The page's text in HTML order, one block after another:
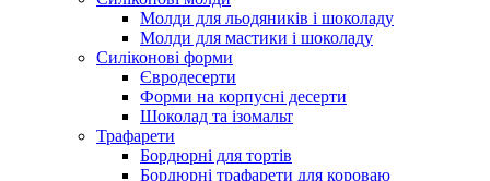
Молди для льодяників і шоколаду
Молди для мастики і шоколаду
Силіконові форми
Євродесерти
Форми на корпусні десерти
Шоколад та ізомальт
Трафарети
Бордюрні для тортів
Бордюрні трафарети для короваю